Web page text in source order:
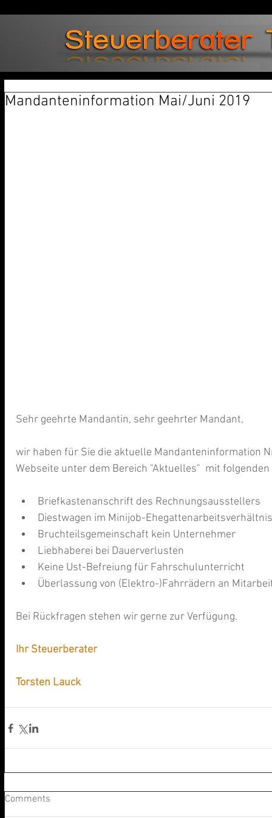
Mandanteninformation Mai/Juni 2019
Sehr geehrte Mandantin, sehr geehrter Mandant,
wir haben für Sie die aktuelle Mandanteninformation
Webseite unter dem Bereich "Aktuelles"  mit
Briefkastenanschrift des Rechnungsausstellers
Diestwagen im Minijob-
Bruchteilsgemeinschaft kein Unternehmer
Liebhaberei bei Dauerverlusten
Keine Ust-Befreiung für Fahrschulunterricht
Überlassung von (Elektro-)Fahrrädern an
Bei Rückfragen stehen wir gerne zur Verfügung.
Ihr Steuerberater
Torsten Lauck
Comments